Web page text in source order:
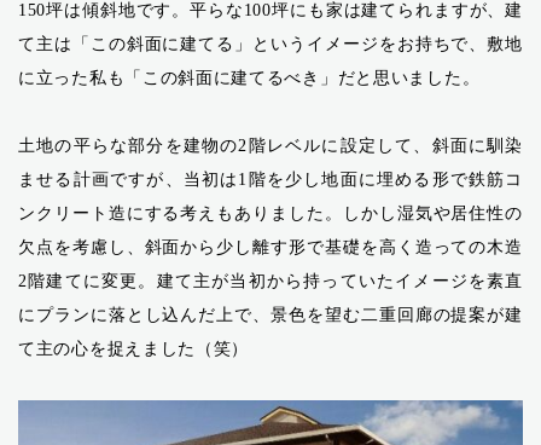
150坪は傾斜地です。平らな100坪にも家は建てられますが、建
て主は「この斜面に建てる」というイメージをお持ちで、敷地
に立った私も「この斜面に建てるべき」だと思いました。
土地の平らな部分を建物の2階レベルに設定して、斜面に馴染
ませる計画ですが、当初は1階を少し地面に埋める形で鉄筋コ
ンクリート造にする考えもありました。しかし湿気や居住性の
欠点を考慮し、斜面から少し離す形で基礎を高く造っての木造
2階建てに変更。建て主が当初から持っていたイメージを素直
にプランに落とし込んだ上で、景色を望む二重回廊の提案が建
て主の心を捉えました（笑）